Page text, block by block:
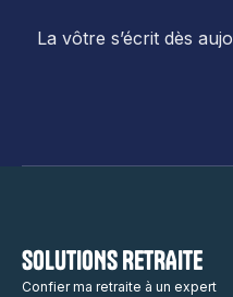
La vôtre s’écrit dès
SOLUTIONS RETRAITE
Confier ma retraite à un expert